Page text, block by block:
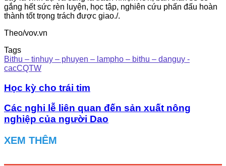
gắng hết sức rèn luyện, học tập, nghiên cứu phấn đấu hoàn
thành tốt trọng trách được giao./.
Theo/vov.vn
Tags
Bithu – tinhuy – phuyen – lampho – bithu – danguy -
cacCQTW
Học kỳ cho trái tim
Các nghi lễ liên quan đến sản xuất nông
nghiệp của người Dao
XEM THÊM